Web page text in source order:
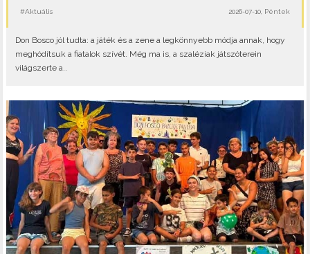
#Aktuális 2026-07-10, Péntek
Don Bosco jól tudta: a játék és a zene a legkönnyebb módja annak, hogy
meghódítsuk a fiatalok szívét. Még ma is, a szaléziak játszóterein
világszerte a..